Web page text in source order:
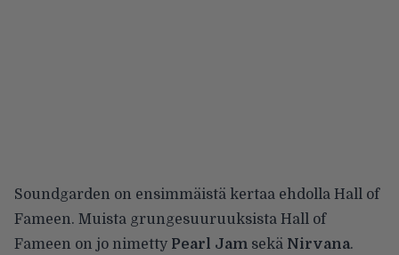
Soundgarden on ensimmäistä kertaa ehdolla Hall of
Fameen. Muista grungesuuruuksista Hall of
Fameen on jo nimetty Pearl Jam sekä Nirvana.